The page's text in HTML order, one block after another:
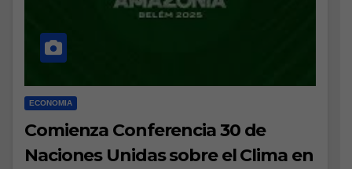
ECONOMIA
Comienza Conferencia 30 de
Naciones Unidas sobre el Clima en